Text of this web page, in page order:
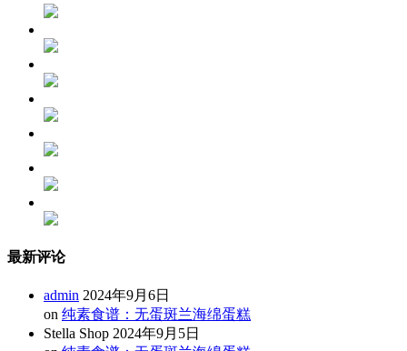
最新评论
admin 2024年9月6日
on 纯素食谱：无蛋斑兰海绵蛋糕
Stella Shop 2024年9月5日